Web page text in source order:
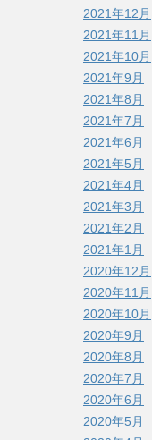
2021年12月
2021年11月
2021年10月
2021年9月
2021年8月
2021年7月
2021年6月
2021年5月
2021年4月
2021年3月
2021年2月
2021年1月
2020年12月
2020年11月
2020年10月
2020年9月
2020年8月
2020年7月
2020年6月
2020年5月